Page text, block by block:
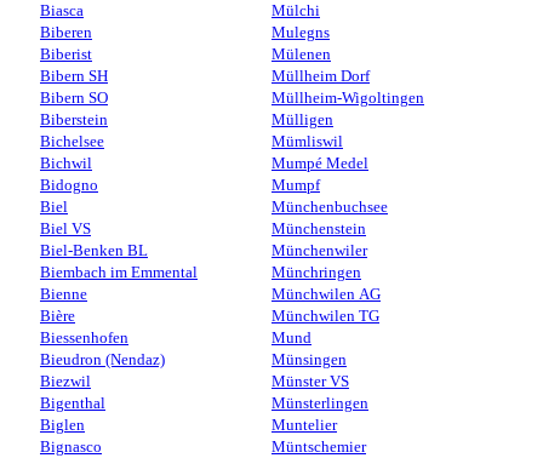
Biasca
Biberen
Biberist
Bibern SH
Bibern SO
Biberstein
Bichelsee
Bichwil
Bidogno
Biel
Biel VS
Biel-Benken BL
Biembach im Emmental
Bienne
Bière
Biessenhofen
Bieudron (Nendaz)
Biezwil
Bigenthal
Biglen
Bignasco
Mülchi
Mulegns
Mülenen
Müllheim Dorf
Müllheim-Wigoltingen
Mülligen
Mümliswil
Mumpé Medel
Mumpf
Münchenbuchsee
Münchenstein
Münchenwiler
Münchringen
Münchwilen AG
Münchwilen TG
Mund
Münsingen
Münster VS
Münsterlingen
Muntelier
Müntschemier